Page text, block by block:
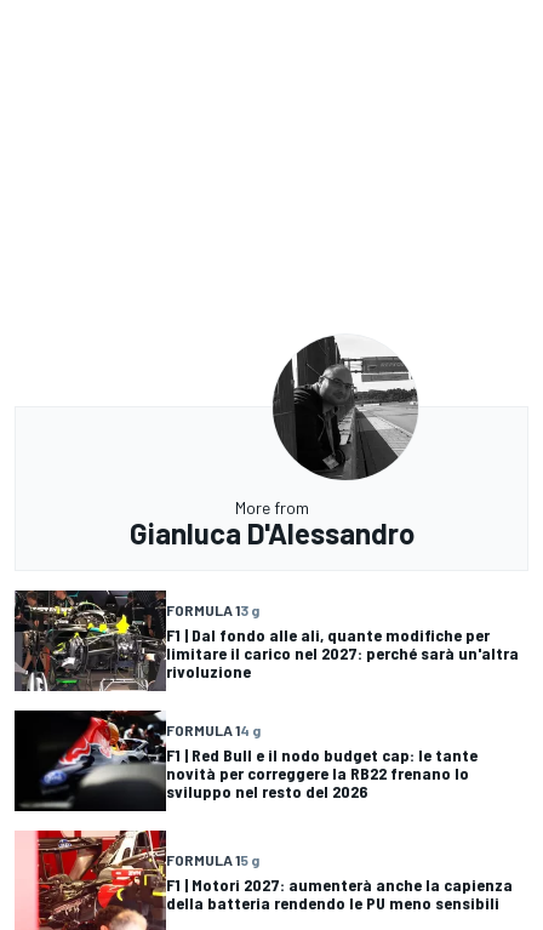
More from
Gianluca D'Alessandro
FORMULA 13 g
F1 | Dal fondo alle ali, quante modifiche per
limitare il carico nel 2027: perché sarà un'altra
rivoluzione
FORMULA 14 g
F1 | Red Bull e il nodo budget cap: le tante
novità per correggere la RB22 frenano lo
sviluppo nel resto del 2026
FORMULA 15 g
F1 | Motori 2027: aumenterà anche la capienza
della batteria rendendo le PU meno sensibili